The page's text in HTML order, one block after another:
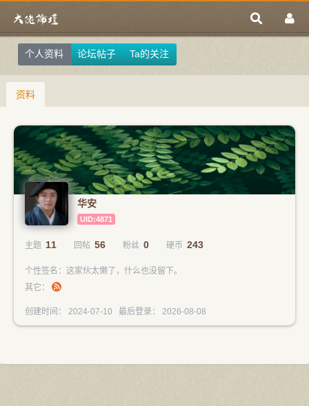
个人资料 论坛帖子 Ta的关注
资料
华安
UID:4871
主题 11 回帖 56 粉丝 0 硬币 243
个性签名：这家伙太懒了，什么也没留下。
其它：
创建时间： 2024-07-10 最后登录： 2026-08-08